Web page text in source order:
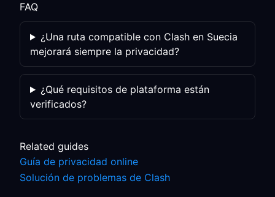
FAQ
¿Una ruta compatible con Clash en Suecia
mejorará siempre la privacidad?
¿Qué requisitos de plataforma están
verificados?
Related guides
Guía de privacidad online
Solución de problemas de Clash